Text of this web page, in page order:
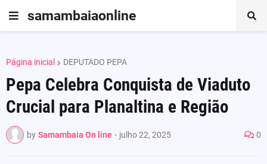
samambaiaonline
Página inicial DEPUTADO PEPA
Pepa Celebra Conquista de Viaduto
Crucial para Planaltina e Região
by Samambaia On line - julho 22, 2025 0